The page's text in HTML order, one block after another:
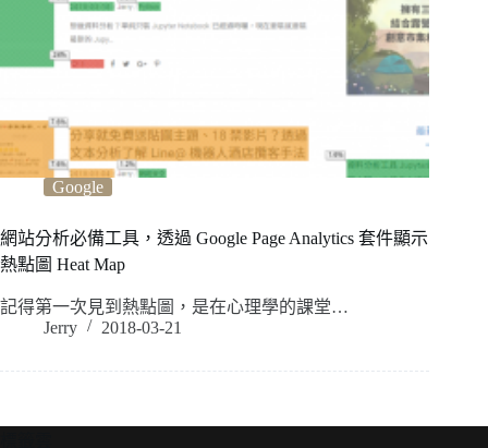
Google
網站分析必備工具，透過 Google Page Analytics 套件顯示
熱點圖 Heat Map
記得第一次見到熱點圖，是在心理學的課堂…
Jerry
2018-03-21